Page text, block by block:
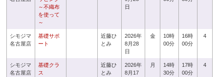
～不織布
を使って
～
日
シモジマ
名古屋店
基礎サポ
ート
近藤ひ
とみ
2026年
8月28
日
金
10時
00分
16時
00分
4
シモジマ
名古屋店
基礎クラ
ス
近藤ひ
とみ
2026年
8月17
月
14時
30分
17時
00分
4